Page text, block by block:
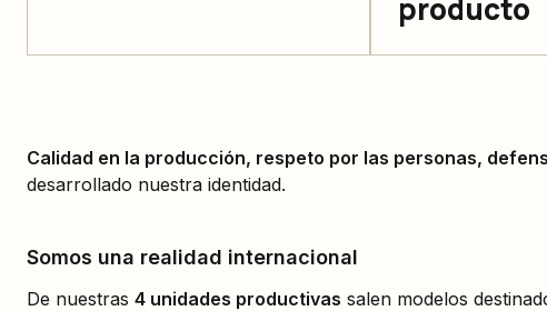
producto
Calidad en la producción, respeto por las personas,
desarrollado nuestra identidad.
Somos una realidad internacional
De nuestras 4 unidades productivas salen modelos